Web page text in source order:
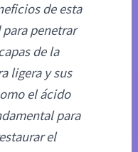
de esta
penetrar
de la
ligera y sus
el ácido
para
el